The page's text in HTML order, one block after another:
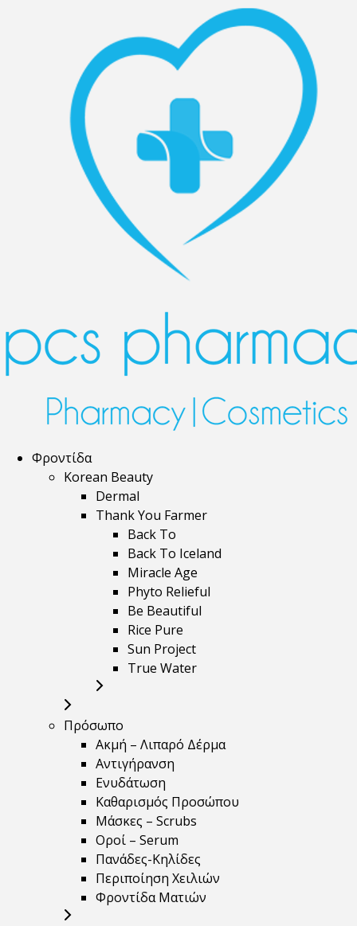
Φροντίδα
Korean Beauty
Dermal
Thank You Farmer
Back To
Back To Iceland
Miracle Age
Phyto Relieful
Be Beautiful
Rice Pure
Sun Project
True Water
Πρόσωπο
Ακμή – Λιπαρό Δέρμα
Αντιγήρανση
Ενυδάτωση
Καθαρισμός Προσώπου
Μάσκες – Scrubs
Οροί – Serum
Πανάδες-Κηλίδες
Περιποίηση Χειλιών
Φροντίδα Ματιών